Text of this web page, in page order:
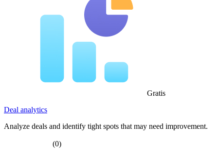
Gratis
Deal analytics
Analyze deals and identify tight spots that may need improvement.
(0)